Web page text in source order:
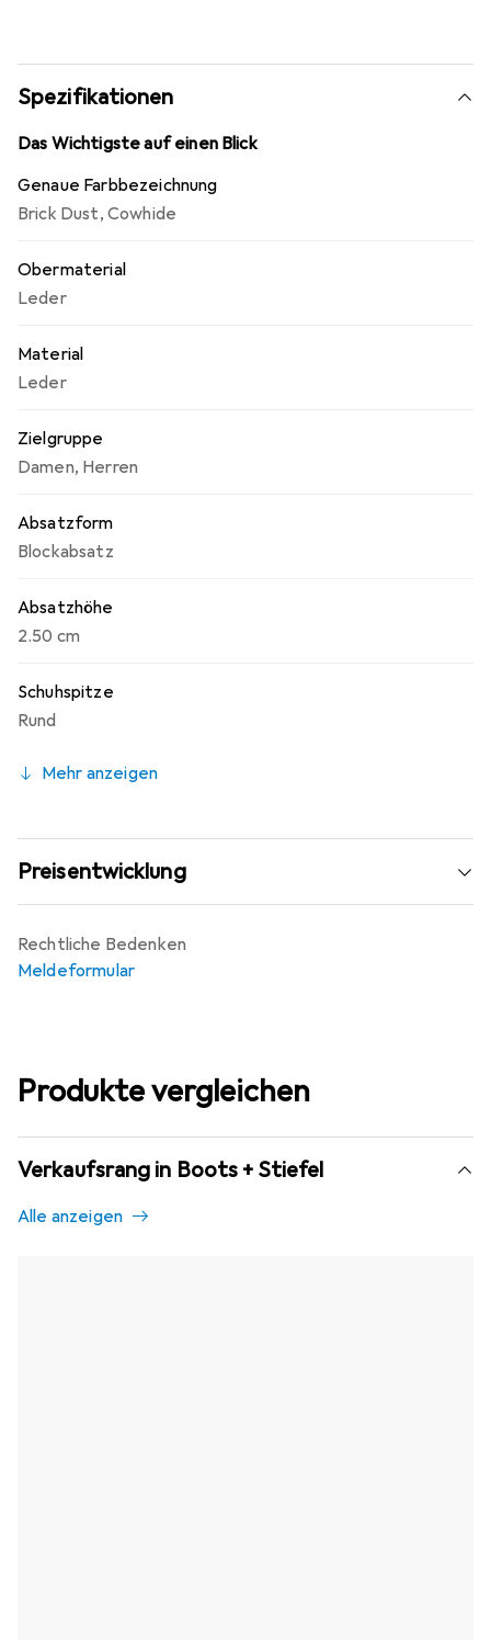
Spezifikationen
Das Wichtigste auf einen Blick
Genaue Farbbezeichnung
Brick Dust, Cowhide
Obermaterial
Leder
Material
Leder
Zielgruppe
Damen, Herren
Absatzform
Blockabsatz
Absatzhöhe
2.50 cm
Schuhspitze
Rund
Mehr anzeigen
Preisentwicklung
Rechtliche Bedenken
Meldeformular
Produkte vergleichen
Verkaufsrang in Boots + Stiefel
Alle anzeigen